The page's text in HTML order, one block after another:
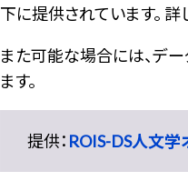
下に提供されています。 詳
また可能な場合には、デ
ます。
提供： ROIS-DS人文学